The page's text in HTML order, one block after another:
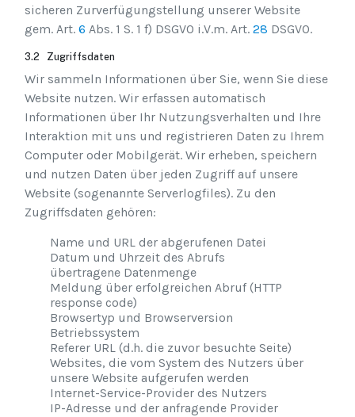
sicheren Zurverfügungstellung unserer Website
gem. Art. 6 Abs. 1 S. 1 f) DSGVO i.V.m. Art. 28 DSGVO.
3.2 Zugriffsdaten
Wir sammeln Informationen über Sie, wenn Sie diese
Website nutzen. Wir erfassen automatisch
Informationen über Ihr Nutzungsverhalten und Ihre
Interaktion mit uns und registrieren Daten zu Ihrem
Computer oder Mobilgerät. Wir erheben, speichern
und nutzen Daten über jeden Zugriff auf unsere
Website (sogenannte Serverlogfiles). Zu den
Zugriffsdaten gehören:
Name und URL der abgerufenen Datei
Datum und Uhrzeit des Abrufs
übertragene Datenmenge
Meldung über erfolgreichen Abruf (HTTP
response code)
Browsertyp und Browserversion
Betriebssystem
Referer URL (d.h. die zuvor besuchte Seite)
Websites, die vom System des Nutzers über
unsere Website aufgerufen werden
Internet-Service-Provider des Nutzers
IP-Adresse und der anfragende Provider